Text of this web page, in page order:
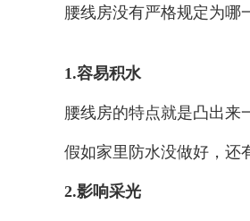
腰线房没有严格规定为哪
1.容易积水
腰线房的特点就是凸出来
假如家里防水没做好，还
2.影响采光